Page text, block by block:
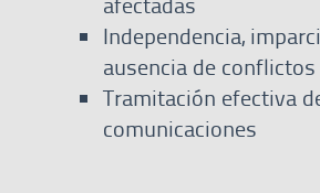
Independencia,
ausencia de
Tramitación efectiva
comunicaciones